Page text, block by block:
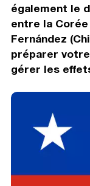
également le
entre la
Fernández
préparer votre
gérer les